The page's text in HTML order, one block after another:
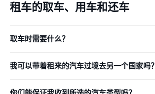
租车的取车、用车和还车
取车时需要什么？
我可以带着租来的汽车过境去另一个国家吗？